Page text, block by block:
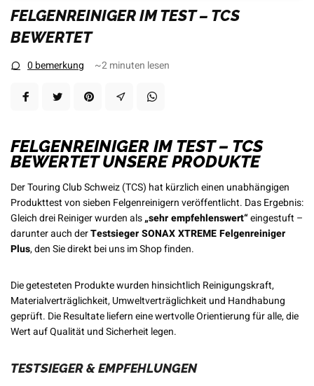
FELGENREINIGER IM TEST – TCS
BEWERTET
0 bemerkung ~2minuten lesen
FELGENREINIGER IM TEST – TCS
BEWERTET UNSERE PRODUKTE
Der Touring Club Schweiz (TCS) hat kürzlich einen unabhängigen
Produkttest von sieben Felgenreinigern veröffentlicht. Das Ergebnis:
Gleich drei Reiniger wurden als„sehr empfehlenswert“eingestuft –
darunter auch derTestsieger SONAX XTREME Felgenreiniger
Plus, den Sie direkt bei uns im Shop finden.
Die getesteten Produkte wurden hinsichtlich Reinigungskraft,
Materialverträglichkeit, Umweltverträglichkeit und Handhabung
geprüft. Die Resultate liefern eine wertvolle Orientierung für alle, die
Wert auf Qualität und Sicherheit legen.
TESTSIEGER & EMPFEHLUNGEN